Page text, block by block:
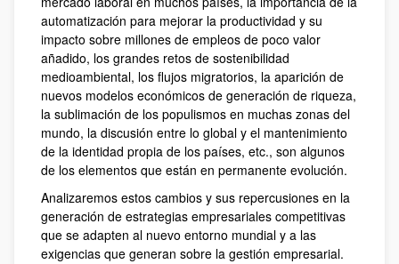
automatización para mejorar la productividad y su
impacto sobre millones de empleos de poco valor
añadido, los grandes retos de sostenibilidad
medioambiental, los flujos migratorios, la aparición de
nuevos modelos económicos de generación de riqueza,
la sublimación de los populismos en muchas zonas del
mundo, la discusión entre lo global y el mantenimiento
de la identidad propia de los países, etc., son algunos
de los elementos que están en permanente evolución.
Analizaremos estos cambios y sus repercusiones en la
generación de estrategias empresariales competitivas
que se adapten al nuevo entorno mundial y a las
exigencias que generan sobre la gestión empresarial.